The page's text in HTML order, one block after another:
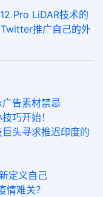
Pro LiDAR技术的
推广自己的外
告素材禁忌
巧开始！
头寻求推迟印度的
定义自己
难关？